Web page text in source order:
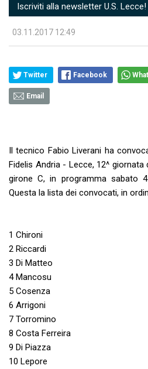
Iscriviti alla newsletter U.S. Lecce!
03.11.2017 12:49
Twitter Facebook
Email
Il tecnico Fabio Liverani ha
Fidelis Andria - Lecce, 12^
girone C, in programma sabato
Questa la lista dei convocati, in
1 Chironi
2 Riccardi
3 Di Matteo
4 Mancosu
5 Cosenza
6 Arrigoni
7 Torromino
8 Costa Ferreira
9 Di Piazza
10 Lepore